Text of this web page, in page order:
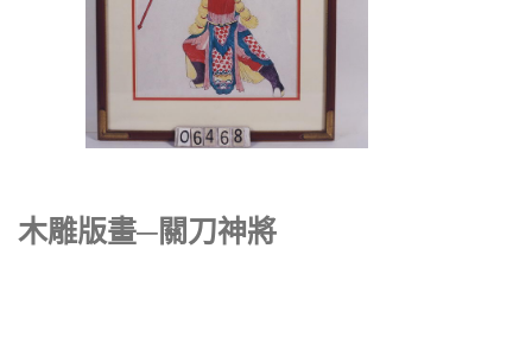
木雕版畫─關刀神將